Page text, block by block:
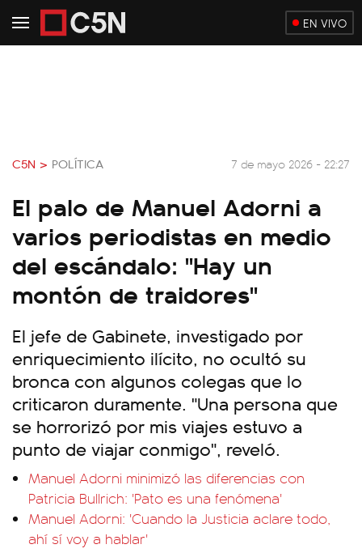
EN VIVO
C5N > POLÍTICA 7 de mayo 2026 - 22:27
El palo de Manuel Adorni a
varios periodistas en medio
del escándalo: "Hay un
montón de traidores"
El jefe de Gabinete, investigado por
enriquecimiento ilícito, no ocultó su
bronca con algunos colegas que lo
criticaron duramente. "Una persona que
se horrorizó por mis viajes estuvo a
punto de viajar conmigo", reveló.
Manuel Adorni minimizó las diferencias con
Patricia Bullrich: 'Pato es una fenómena'
Manuel Adorni: 'Cuando la Justicia aclare todo,
ahí sí voy a hablar'